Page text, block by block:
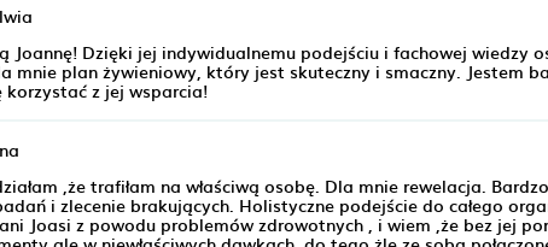
Joannę! Dzięki jej indywidualnemu podejściu i fachowej wiedzy
mnie plan żywieniowy, który jest skuteczny i smaczny. Jestem
korzystać z jej wsparcia!
,że trafiłam na właściwą osobę. Dla mnie rewelacja.
i zlecenie brakujących. Holistyczne podejście do całego
Joasi z powodu problemów zdrowotnych , i wiem ,że bez jej